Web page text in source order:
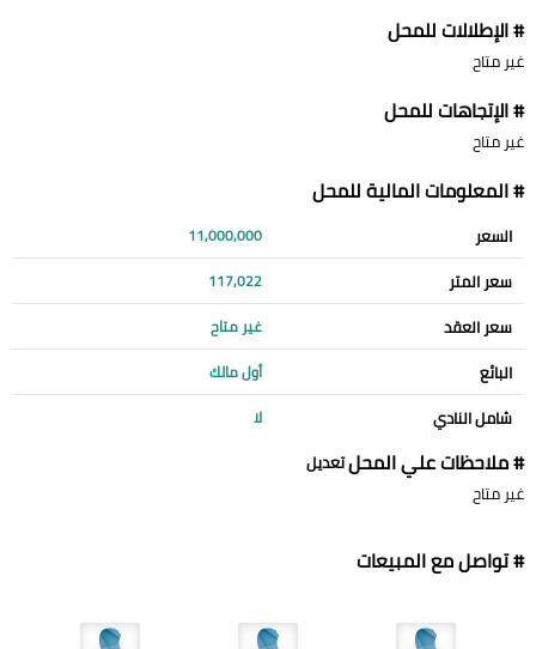
# الإطلالات للمحل
غير متاح
# الإتجاهات للمحل
غير متاح
# المعلومات المالية للمحل
السعر 11,000,000
سعر المتر 117,022
سعر العقد غير متاح
البائع أول مالك
شامل النادي لا
# ملاحظات علي المحلتعديل
غير متاح
# تواصل مع المبيعات